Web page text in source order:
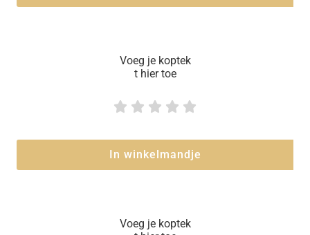
Voeg je koptek
t hier toe
    
In winkelmandje
Voeg je koptek